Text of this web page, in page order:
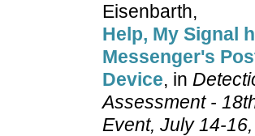
Eisenbarth,
Help, My Signal
Messenger's
Device, in
Assessment -
Event, July 14-